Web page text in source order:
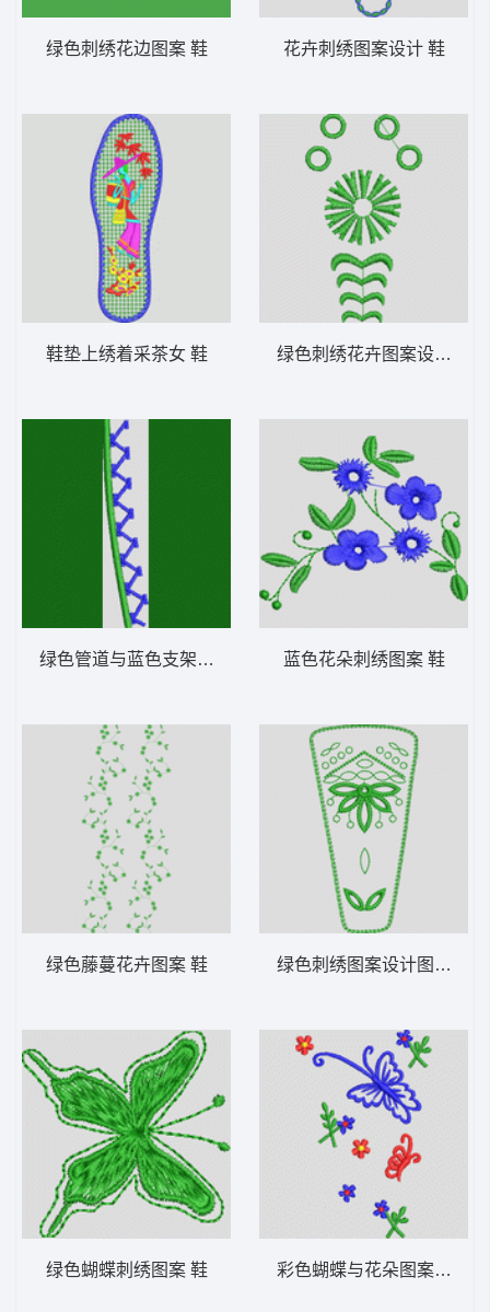
绿色刺绣花边图案 鞋
鞋垫上绣着采茶女 鞋
绿色管道与蓝色支架结构 鞋
绿色藤蔓花卉图案 鞋
绿色蝴蝶刺绣图案 鞋
花卉刺绣图案设计 鞋
绿色刺绣花卉图案设计 鞋
蓝色花朵刺绣图案 鞋
绿色刺绣图案设计图 鞋
彩色蝴蝶与花朵图案 鞋